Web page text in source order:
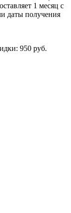
1 месяц с
даты получения
950 руб.